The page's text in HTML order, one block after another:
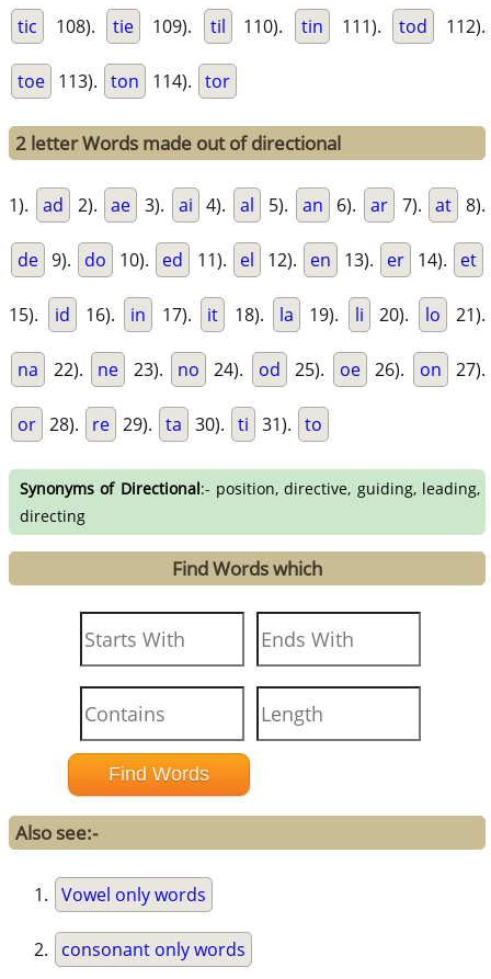
tic 108). tie 109). til 110). tin 111). tod 112).
toe 113). ton 114). tor
2 letter Words made out of directional
1). ad 2). ae 3). ai 4). al 5). an 6). ar 7). at 8).
de 9). do 10). ed 11). el 12). en 13). er 14). et
15). id 16). in 17). it 18). la 19). li 20). lo 21).
na 22). ne 23). no 24). od 25). oe 26). on 27).
or 28). re 29). ta 30). ti 31). to
Synonyms of Directional:- position, directive, guiding, leading,
directing
Find Words which
Also see:-
Vowel only words
consonant only words